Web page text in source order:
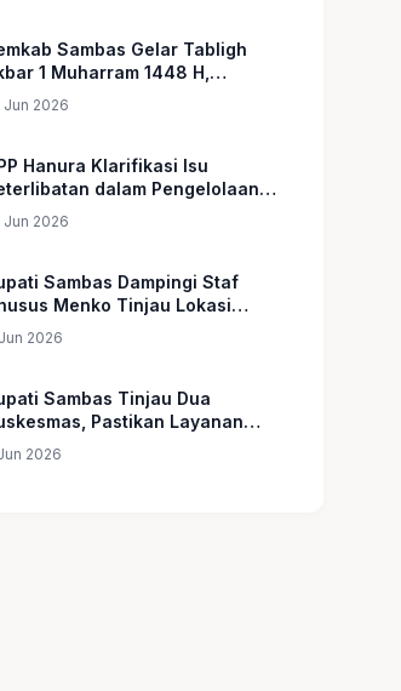
Sambas Gelar Tabligh
1 Muharram 1448 H,
Hadiah Umroh untuk Guru
Jun 2026
Hanura Klarifikasi Isu
dalam Pengelolaan
Jun 2026
Sambas Dampingi Staf
Menko Tinjau Lokasi
Rakyat
2026
Sambas Tinjau Dua
Pastikan Layanan
Merata
2026